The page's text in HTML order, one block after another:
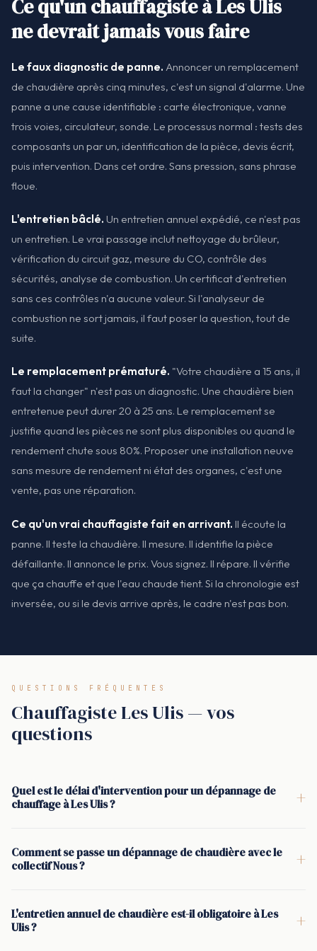
Ce qu'un chauffagiste à Les Ulis
ne devrait jamais vous faire
Le faux diagnostic de panne. Annoncer un remplacement
de chaudière après cinq minutes, c'est un signal d'alarme. Une
panne a une cause identifiable : carte électronique, vanne
trois voies, circulateur, sonde. Le processus normal : tests des
composants un par un, identification de la pièce, devis écrit,
puis intervention. Dans cet ordre. Sans pression, sans phrase
floue.
L'entretien bâclé. Un entretien annuel expédié, ce n'est pas
un entretien. Le vrai passage inclut nettoyage du brûleur,
vérification du circuit gaz, mesure du CO, contrôle des
sécurités, analyse de combustion. Un certificat d'entretien
sans ces contrôles n'a aucune valeur. Si l'analyseur de
combustion ne sort jamais, il faut poser la question, tout de
suite.
Le remplacement prématuré. "Votre chaudière a 15 ans, il
faut la changer" n'est pas un diagnostic. Une chaudière bien
entretenue peut durer 20 à 25 ans. Le remplacement se
justifie quand les pièces ne sont plus disponibles ou quand le
rendement chute sous 80%. Proposer une installation neuve
sans mesure de rendement ni état des organes, c'est une
vente, pas une réparation.
Ce qu'un vrai chauffagiste fait en arrivant. Il écoute la
panne. Il teste la chaudière. Il mesure. Il identifie la pièce
défaillante. Il annonce le prix. Vous signez. Il répare. Il vérifie
que ça chauffe et que l'eau chaude tient. Si la chronologie est
inversée, ou si le devis arrive après, le cadre n'est pas bon.
QUESTIONS FRÉQUENTES
Chauffagiste Les Ulis — vos
questions
Quel est le délai d'intervention pour un dépannage de
chauffage à Les Ulis ?
+
moment de l'appel et du type d'urgence (plus de chauffage,
Comment se passe un dépannage de chaudière avec le
collectif Nous ?
+
Ensuite seulement : réparation, tests de chauffage et d'eau
L'entretien annuel de chaudière est-il obligatoire à Les
Ulis ?
+